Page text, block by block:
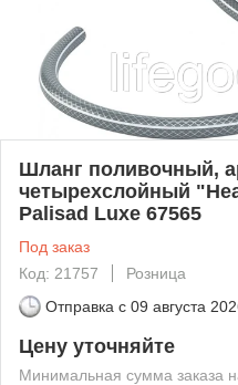
Шланг поливочный,
четырехслойный
Palisad Luxe 67565
Под заказ
Код: 21757
Розница
Отправка с 09 августа
Цену уточняйте
Минимальная сумма заказа